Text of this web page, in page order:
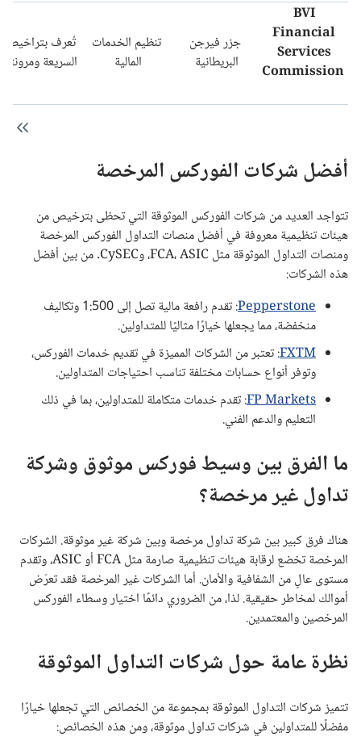
BVI
Financial
Services
Commission
جزر فيرجن
البريطانية
تنظيم الخدمات
المالية
تُعرف بتراخيصها
السريعة
أفضل شركات الفوركس المرخصة
تتواجد العديد من شركات الفوركس الموثوقة التي تحظى بترخيص من
هيئات تنظيمية معروفة في أفضل منصات التداول الفوركس المرخصة
ومنصات التداول الموثوقة مثل FCA، ASIC، وCySEC. من بين أفضل
هذه الشركات:
Pepperstone
: تقدم رافعة مالية تصل إلى 1:500 وتكاليف
منخفضة، مما يجعلها خيارًا مثاليًا للمتداولين.
FXTM: تعتبر من الشركات المميزة في تقديم خدمات الفوركس،
وتوفر أنواع حسابات مختلفة تناسب احتياجات المتداولين.
FP Markets: تقدم خدمات متكاملة للمتداولين، بما في ذلك
التعليم والدعم الفني.
ما الفرق بين وسيط فوركس موثوق وشركة
تداول غير مرخصة؟
هناك فرق كبير بين شركة تداول مرخصة وبين شركة غير موثوقة. الشركات
المرخصة تخضع لرقابة هيئات تنظيمية صارمة مثل FCA أو ASIC، وتقدم
مستوى عالٍ من الشفافية والأمان. أما الشركات غير المرخصة فقد تعرّض
أموالك لمخاطر حقيقية. لذا، من الضروري دائمًا اختيار وسطاء الفوركس
المرخصين والمعتمدين.
نظرة عامة حول شركات التداول الموثوقة
تتميز شركات التداول الموثوقة بمجموعة من الخصائص التي تجعلها خيارًا
مفضلًا للمتداولين في شركات تداول موثوقة، ومن هذه الخصائص: